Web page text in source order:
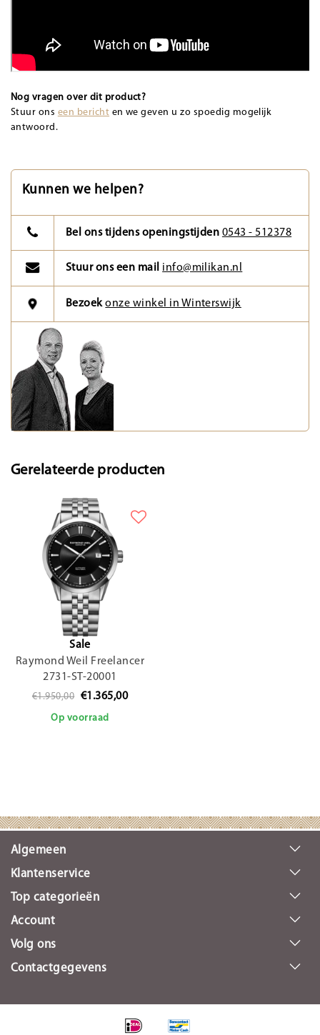
Nog vragen over dit product?
Stuur ons een bericht en we geven u zo spoedig mogelijk
antwoord.
Kunnen we helpen?
Bel ons tijdens openingstijden 0543 - 512378
Stuur ons een mail info@milikan.nl
Bezoekonze winkel in Winterswijk
Gerelateerde producten
Sale
Raymond Weil Freelancer
2731-ST-20001
€1.950,00 €1.365,00
Op voorraad
Algemeen
Klantenservice
Top categorieën
Account
Volg ons
Contactgegevens